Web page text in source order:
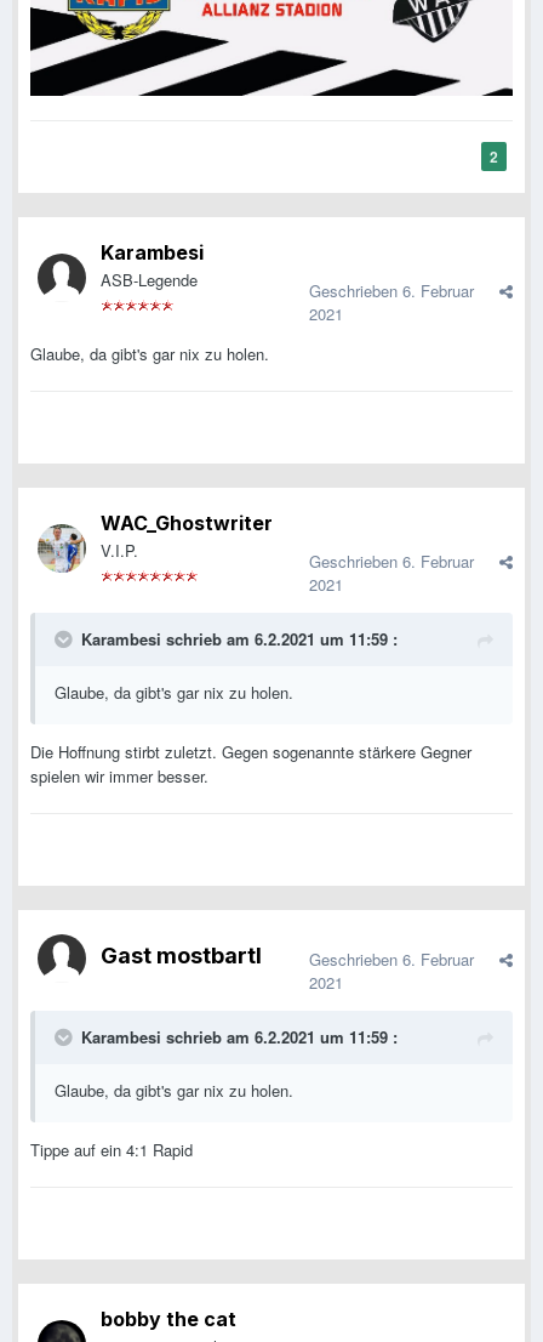
2
Karambesi
ASB-Legende Geschrieben 6. Februar
2021
Glaube, da gibt's gar nix zu holen.
WAC_Ghostwriter
V.I.P. Geschrieben 6. Februar
2021
Karambesi schrieb am 6.2.2021 um 11:59 :
Glaube, da gibt's gar nix zu holen.
Die Hoffnung stirbt zuletzt. Gegen sogenannte stärkere Gegner
spielen wir immer besser.
Gast mostbartl Geschrieben 6. Februar
2021
Karambesi schrieb am 6.2.2021 um 11:59 :
Glaube, da gibt's gar nix zu holen.
Tippe auf ein 4:1 Rapid
bobby the cat